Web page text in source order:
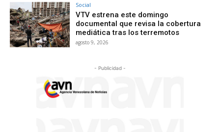
Social
VTV estrena este domingo
documental que revisa la cobertura
mediática tras los terremotos
agosto 9, 2026
- Publicidad -